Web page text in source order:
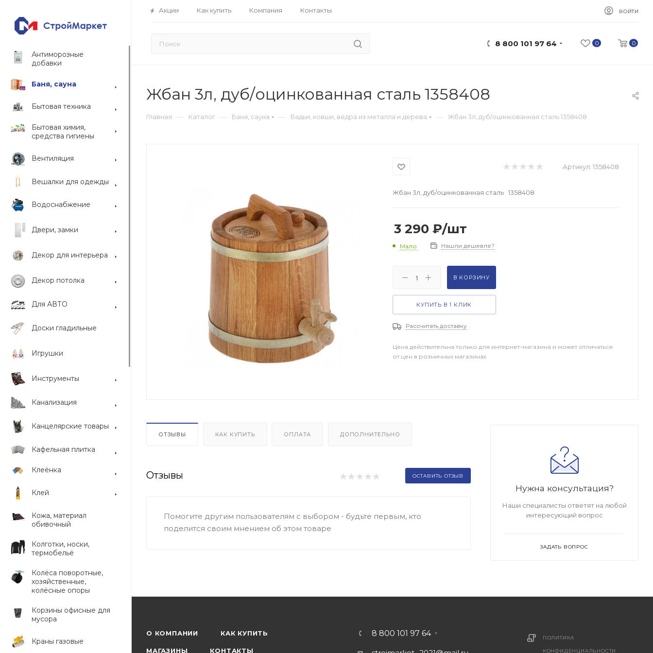
Акции Как купить Компания Контакты ВОЙТИ
0 0
8 800 101 97 64
Антиморозные
добавки
Баня, сауна
Бытовая техника
Бытовая химия,
средства гигиены
Вентиляция
Вешалки для одежды
Водоснабжение
Двери, замки
Декор для интерьера
Декор потолка
Для АВТО
Доски гладильные
Игрушки
Инструменты
Канализация
Канцелярские товары
Кафельная плитка
Клеёнка
Клей
Кожа, материал
обивочный
Колготки, носки,
термобельё
Колёса поворотные,
хозяйственные,
колёсные опоры
Корзины офисные для
мусора
Краны газовые
Жбан 3л, дуб/оцинкованная сталь 1358408
Главная — Каталог — Баня, сауна — Бадьи, ковши, вёдра из металла и дерева — Жбан 3л, дуб/оцинкованная сталь 1358408
Артикул: 1358408
Жбан 3л, дуб/оцинкованная сталь 1358408
3 290 ₽/шт
Мало Нашли дешевле?
В КОРЗИНУ
КУПИТЬ В 1 КЛИК
Рассчитать доставку
Цена действительна только для интернет-магазина и может отличаться
от цен в розничных магазинах
ОТЗЫВЫ КАК КУПИТЬ ОПЛАТА ДОПОЛНИТЕЛЬНО
Отзывы ОСТАВИТЬ ОТЗЫВ
Помогите другим пользователям с выбором - будьте первым, кто
поделится своим мнением об этом товаре
Нужна консультация?
Наши специалисты ответят на любой
интересующий вопрос
ЗАДАТЬ ВОПРОС
О КОМПАНИИ КАК КУПИТЬ
МАГАЗИНЫ КОНТАКТЫ
8 800 101 97 64 ПОЛИТИКА
КОНФИДЕНЦИАЛЬНОСТИ